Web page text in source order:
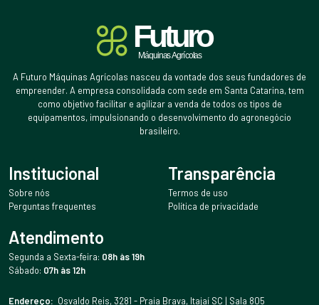
A Futuro Máquinas Agrícolas nasceu da vontade dos seus fundadores de
empreender. A empresa consolidada com sede em Santa Catarina, tem
como objetivo facilitar e agilizar a venda de todos os tipos de
equipamentos, impulsionando o desenvolvimento do agronegócio
brasileiro.
Institucional
Sobre nós
Perguntas frequentes
Transparência
Termos de uso
Política de privacidade
Atendimento
Segunda a Sexta-feira: 08h às 19h
Sábado: 07h às 12h
Endereço: Osvaldo Reis, 3281 - Praia Brava, Itajaí SC | Sala 805